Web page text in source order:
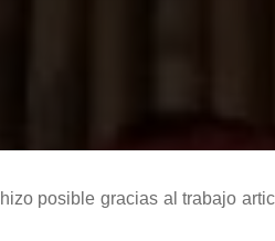
posible gracias al trabajo